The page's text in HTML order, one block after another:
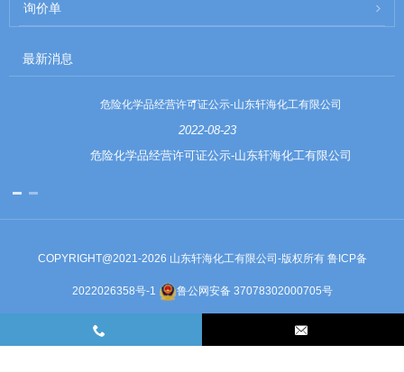
询价单
最新消息
危险化学品经营许可证公示-山东轩海化工有限公司
2022-08-23
危险化学品经营许可证公示-山东轩海化工有限公司
COPYRIGHT@2021-2026 山东轩海化工有限公司-版权所有 鲁ICP备
2022026358号-1 鲁公网安备 37078302000705号
Sitemap